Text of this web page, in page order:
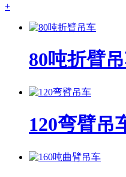
+
80吨折臂
120弯臂吊